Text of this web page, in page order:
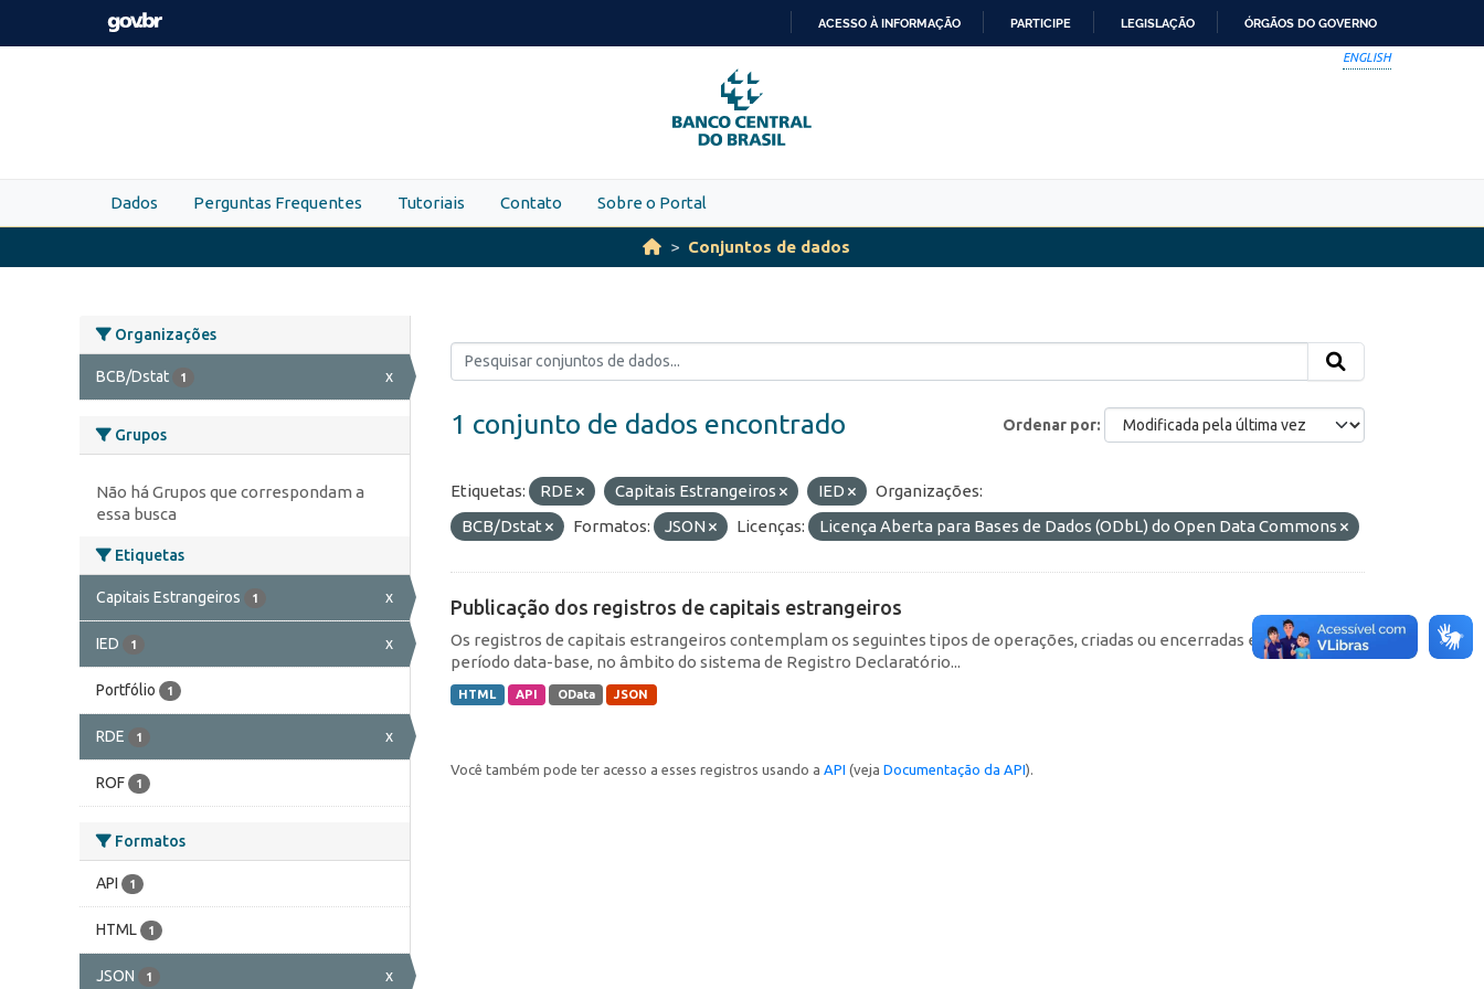
Skip to main content
PARA
O
CONTEÚDO
ACESSO À INFORMAÇÃO PARTICIPE LEGISLAÇÃO ÓRGÃOS DO GOVERNO
ENGLISH
Dados Perguntas Frequentes Tutoriais Contato Sobre o Portal
Conjuntos de dados
Organizações
BCB/Dstat 1 x
Grupos
Não há Grupos que correspondam a
essa busca
Etiquetas
Capitais Estrangeiros 1 x
IED 1 x
Portfólio 1
RDE 1 x
ROF 1
Formatos
API 1
HTML 1
JSON 1 x
Ordenar por
1 conjunto de dados encontrado
Etiquetas: RDE Capitais Estrangeiros IED
Organizações:
BCB/Dstat
Formatos: JSON Licenças: Licença Aberta para Bases de Dados (ODbL) do Open Data Commons
Publicação dos registros de capitais estrangeiros
Os registros de capitais estrangeiros contemplam os seguintes tipos de operações, criadas ou encerradas em cada
período data-base, no âmbito do sistema de Registro Declaratório...
HTML API OData JSON
Você também pode ter acesso a esses registros usando a API (veja Documentação da API).